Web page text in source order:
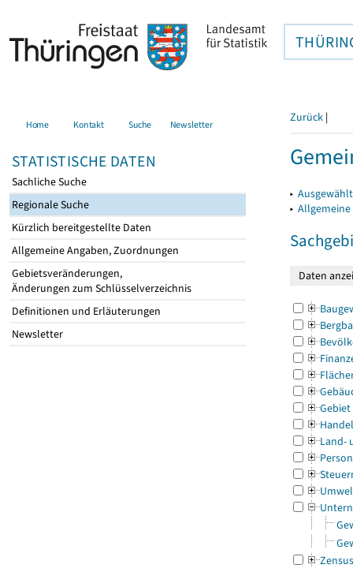
Home Kontakt Suche Newsletter
STATISTISCHE DATEN
Sachliche Suche
Regionale Suche
Kürzlich bereitgestellte Daten
Allgemeine Angaben, Zuordnungen
Gebietsveränderungen,
Änderungen zum Schlüsselverzeichnis
Definitionen und Erläuterungen
Newsletter
Zurück |
▸
▸
Gebiet
Land-
Zensus